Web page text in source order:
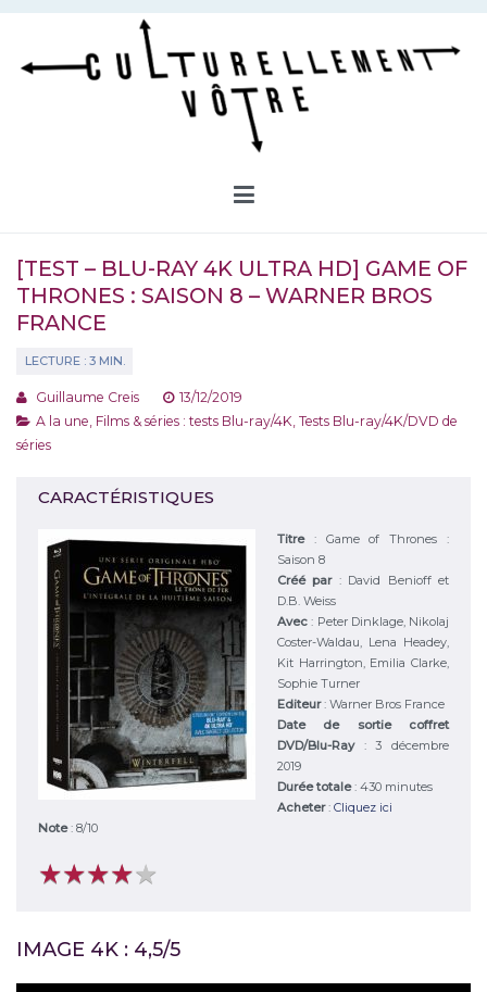
Aller
contenu
[TEST – BLU-RAY 4K ULTRA HD] GAME OF
THRONES : SAISON 8 – WARNER BROS
FRANCE
Guillaume Creis
13/12/2019
A la une Films & séries : tests Blu-ray/4K Tests Blu-ray/4K/DVD de
séries
CARACTÉRISTIQUES
Titre : Game of Thrones :
Saison 8
Créé par : David Benioff et
D.B. Weiss
Avec: Peter Dinklage, Nikolaj
Coster-Waldau, Lena Headey,
Kit Harrington, Emilia Clarke,
Sophie Turner
Editeur: Warner Bros France
Date de sortie coffret
DVD/Blu-Ray : 3 décembre
2019
Durée totale: 430 minutes
Acheter: Cliquez ici
Note: 8/10
★★★★★
★★★★★
IMAGE 4K : 4,5/5